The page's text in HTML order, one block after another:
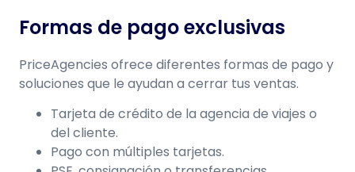
Formas de pago exclusivas
PriceAgencies ofrece diferentes formas de pago y
soluciones que le ayudan a cerrar tus ventas.
Tarjeta de crédito de la agencia de viajes o
del cliente.
Pago con múltiples tarjetas.